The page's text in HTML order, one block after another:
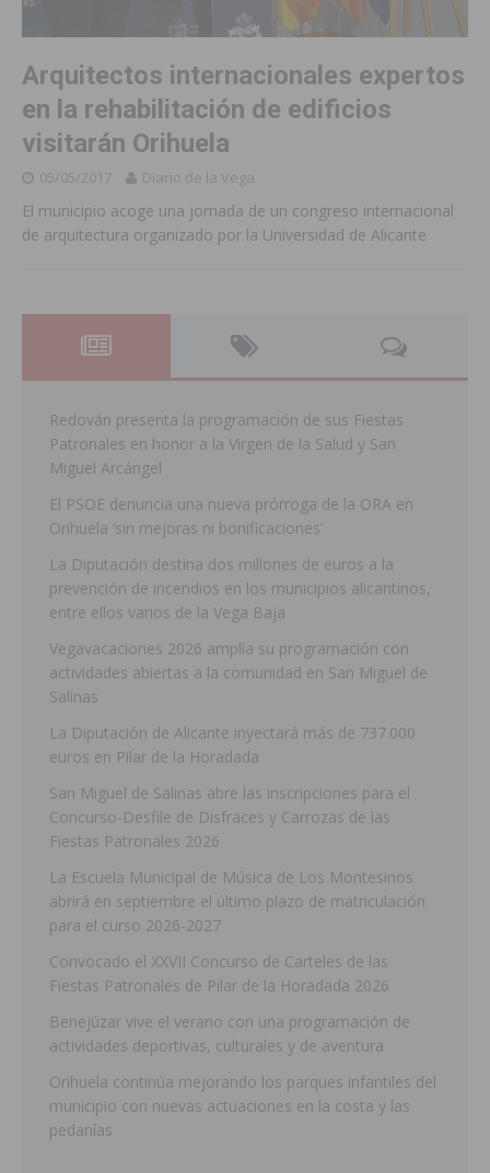
Arquitectos internacionales expertos
en la rehabilitación de edificios
visitarán Orihuela
05/05/2017 Diario de la Vega
El municipio acoge una jornada de un congreso internacional
de arquitectura organizado por la Universidad de Alicante
Redován presenta la programación de sus Fiestas
Patronales en honor a la Virgen de la Salud y San
Miguel Arcángel
El PSOE denuncia una nueva prórroga de la ORA en
Orihuela ‘sin mejoras ni bonificaciones’
La Diputación destina dos millones de euros a la
prevención de incendios en los municipios alicantinos,
entre ellos varios de la Vega Baja
Vegavacaciones 2026 amplía su programación con
actividades abiertas a la comunidad en San Miguel de
Salinas
La Diputación de Alicante inyectará más de 737.000
euros en Pilar de la Horadada
San Miguel de Salinas abre las inscripciones para el
Concurso-Desfile de Disfraces y Carrozas de las
Fiestas Patronales 2026
La Escuela Municipal de Música de Los Montesinos
abrirá en septiembre el último plazo de matriculación
para el curso 2026-2027
Convocado el XXVII Concurso de Carteles de las
Fiestas Patronales de Pilar de la Horadada 2026
Benejúzar vive el verano con una programación de
actividades deportivas, culturales y de aventura
Orihuela continúa mejorando los parques infantiles del
municipio con nuevas actuaciones en la costa y las
pedanías